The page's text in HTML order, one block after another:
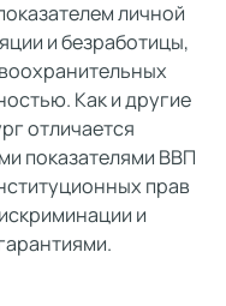
личной
и безработицы,
Как и другие
отличается
показателями ВВП
прав
и